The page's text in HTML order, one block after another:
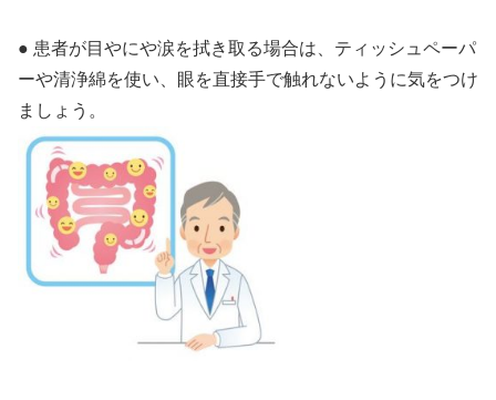
● 患者が目やにや涙を拭き取る場合は、ティッシュペーパ
ーや清浄綿を使い、眼を直接手で触れないように気をつけ
ましょう。